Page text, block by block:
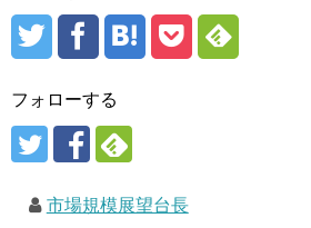
フォローする
市場規模展望台長